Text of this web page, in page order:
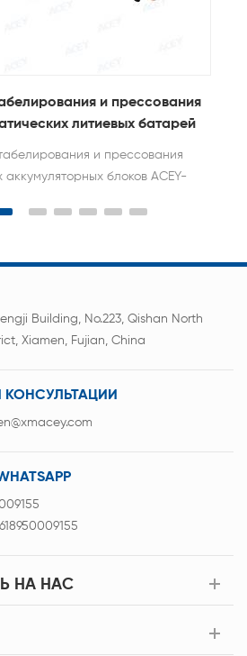
и прессования
литиевых батарей
и прессования
аккумуляторных блоков ACEY-
литиевых батарей, а
Building, No.223, Qishan North
Xiamen, Fujian, China
КОНСУЛЬТАЦИИ
НА НАС